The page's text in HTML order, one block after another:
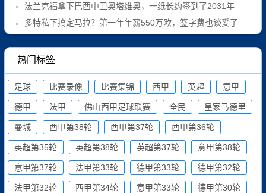
法兰克福拿下巴西中卫奥塔维奥，一纸长约签到了2031年
多特私下搞定马拉？第一年年薪550万欧，签字费也谈妥了
热门标签
足球 比赛录像 比赛集锦 西甲 英超 意甲
德甲 法甲 佛山西甲足球联赛 全民 皇家马德里
曼城 西甲第38轮 西甲第37轮 西甲第36轮
英超第35轮 英超第38轮 英超第37轮 意甲第38轮
意甲第37轮 法甲第33轮 德甲第33轮 德甲第32轮
法甲第32轮 西甲第34轮 意甲第33轮 德甲第30轮